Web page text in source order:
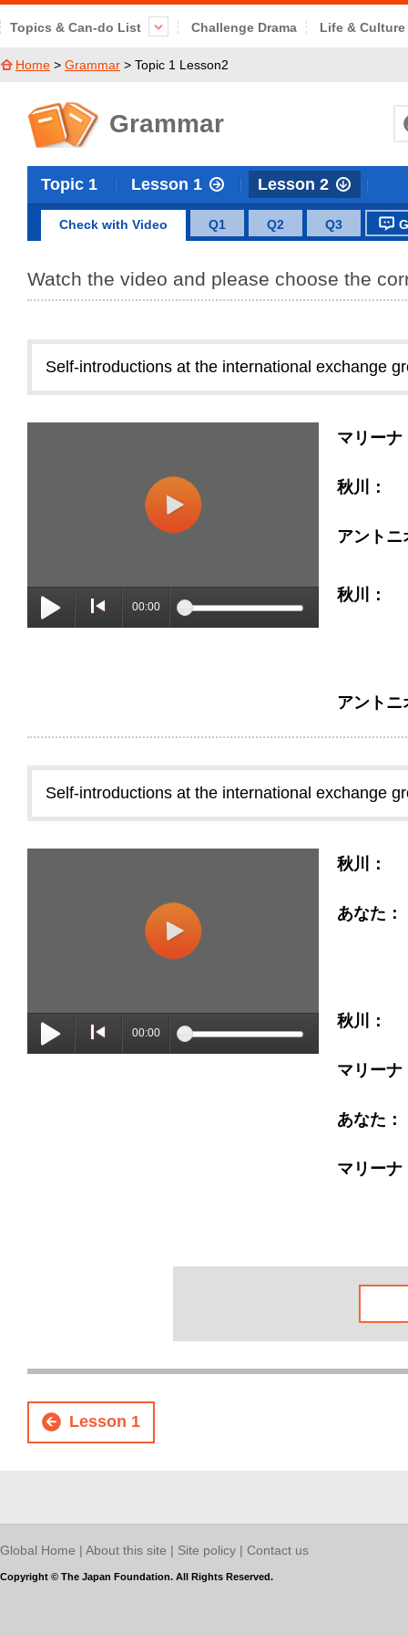
Topics & Can-do List Challenge Drama Life & Culture
Home Grammar Topic 1 Lesson2
Grammar
Topic 1 Lesson 1 Lesson 2
Check with Video Q1 Q2 Q3
Watch the video and please choose the
Self-introductions at the international exchange
00:00
マリーナ
秋川：
アントニ
秋川：
アントニ
Self-introductions at the international exchange
00:00
秋川：
あなた：
秋川：
マリーナ
あなた：
マリーナ
Lesson 1
Global Home | About this site | Site policy | Contact us
Copyright © The Japan Foundation. All Rights Reserved.